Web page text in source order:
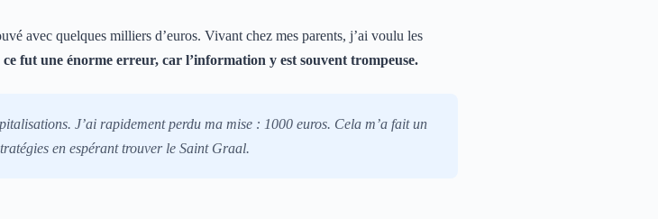
avec quelques milliers d’euros. Vivant chez mes parents, j’ai voulu les
ce fut une énorme erreur, car l’information y est souvent trompeuse.
J’ai rapidement perdu ma mise : 1000 euros. Cela m’a fait un
en espérant trouver le Saint Graal.